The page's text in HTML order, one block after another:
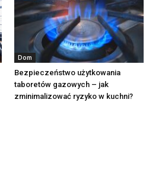
Dom
Bezpieczeństwo użytkowania
taboretów gazowych – jak
zminimalizować ryzyko w kuchni?